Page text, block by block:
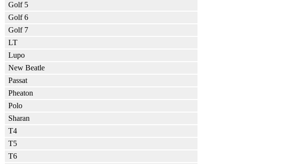
Golf 5
Golf 6
Golf 7
LT
Lupo
New Beatle
Passat
Pheaton
Polo
Sharan
T4
T5
T6